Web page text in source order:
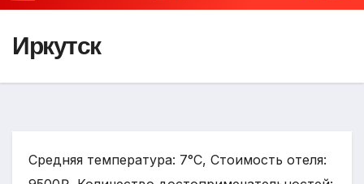
Иркутск
Средняя температура: 7°C, Стоимость отеля: